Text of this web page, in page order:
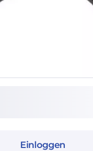
Einloggen